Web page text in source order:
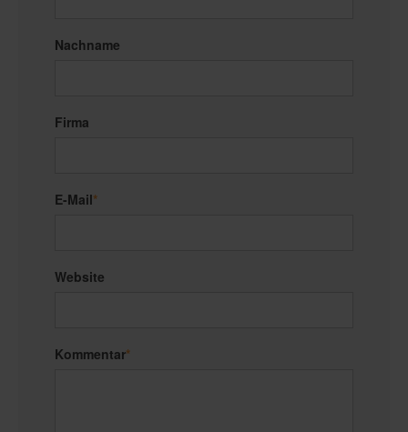
Nachname
Firma
E-Mail*
Website
Kommentar*